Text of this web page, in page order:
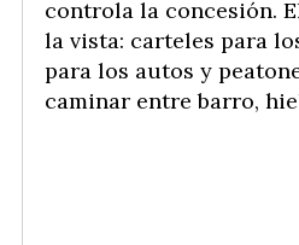
controla la concesión.
la vista: carteles para
para los autos y
caminar entre barro,